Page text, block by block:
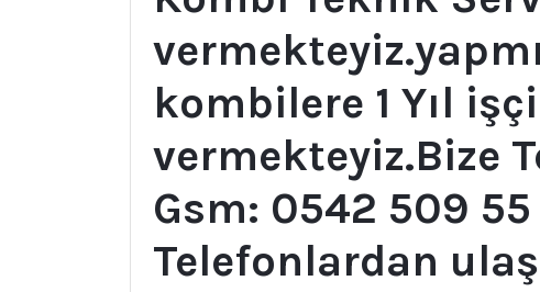
kombilere 1 Yıl
vermekteyiz.Bize
Gsm: 0542 509
Telefonlardan